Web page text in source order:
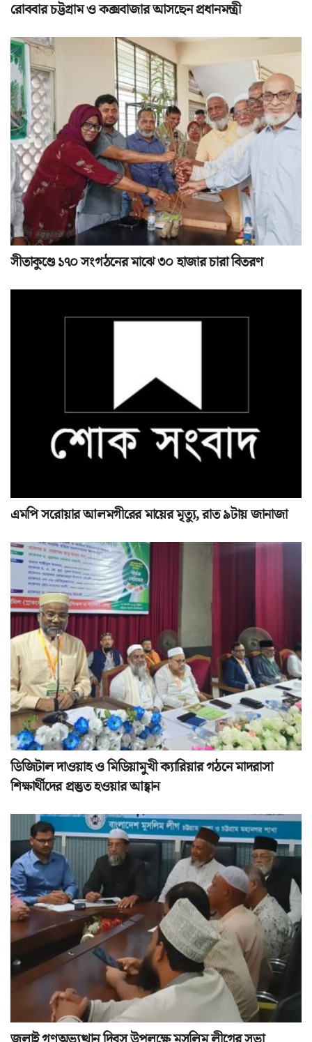
রোববার চট্টগ্রাম ও কক্সবাজার আসছেন প্রধানমন্ত্রী
সীতাকুণ্ডে ১৭০ সংগঠনের মাঝে ৩০ হাজার চারা বিতরণ
এমপি সরোয়ার আলমগীরের মায়ের মৃত্যু, রাত ৯টায় জানাজা
ডিজিটাল দাওয়াহ ও মিডিয়ামুখী ক্যারিয়ার গঠনে মাদরাসা
শিক্ষার্থীদের প্রস্তুত হওয়ার আহ্বান